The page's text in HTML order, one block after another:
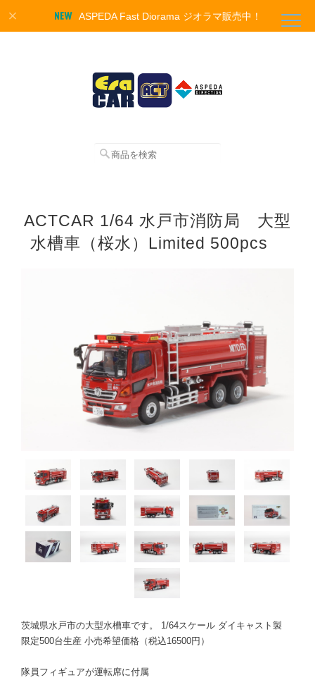
ASPEDA Fast Diorama ジオラマ販売中！
ACTCAR 1/64 水戸市消防局 大型
水槽車（桜水）Limited 500pcs
茨城県水戸市の大型水槽車です。 1/64スケール ダイキャスト製
限定500台生産 小売希望価格（税込16500円）
隊員フィギュアが運転席に付属